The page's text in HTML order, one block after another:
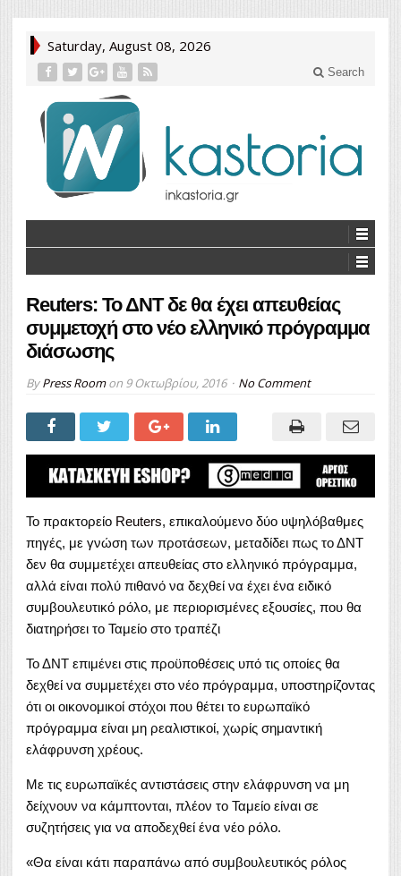
Saturday, August 08, 2026
Search
Reuters: Το ΔΝΤ δε θα έχει απευθείας
συμμετοχή στο νέο ελληνικό πρόγραμμα
διάσωσης
ByPress Roomon 9 Οκτωβρίου, 2016 No Comment
Το πρακτορείο Reuters, επικαλούμενο δύο υψηλόβαθμες
πηγές, με γνώση των προτάσεων, μεταδίδει πως το ΔΝΤ
δεν θα συμμετέχει απευθείας στο ελληνικό πρόγραμμα,
αλλά είναι πολύ πιθανό να δεχθεί να έχει ένα ειδικό
συμβουλευτικό ρόλο, με περιορισμένες εξουσίες, που θα
διατηρήσει το Ταμείο στο τραπέζι
Το ΔΝΤ επιμένει στις προϋποθέσεις υπό τις οποίες θα
δεχθεί να συμμετέχει στο νέο πρόγραμμα, υποστηρίζοντας
ότι οι οικονομικοί στόχοι που θέτει το ευρωπαϊκό
πρόγραμμα είναι μη ρεαλιστικοί, χωρίς σημαντική
ελάφρυνση χρέους.
Με τις ευρωπαϊκές αντιστάσεις στην ελάφρυνση να μη
δείχνουν να κάμπτονται, πλέον το Ταμείο είναι σε
συζητήσεις για να αποδεχθεί ένα νέο ρόλο.
«Θα είναι κάτι παραπάνω από συμβουλευτικός ρόλος